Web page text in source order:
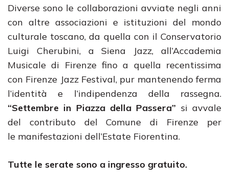
Diverse sono le collaborazioni avviate negli anni
con altre associazioni e istituzioni del mondo
culturale toscano, da quella con il Conservatorio
Luigi Cherubini, a Siena Jazz, all’Accademia
Musicale di Firenze fino a quella recentissima
con Firenze Jazz Festival, pur mantenendo ferma
l’identità e l’indipendenza della rassegna.
“Settembre in Piazza della Passera” si avvale
del contributo del Comune di Firenze per
le manifestazioni dell’Estate Fiorentina.
Tutte le serate sono a ingresso gratuito.